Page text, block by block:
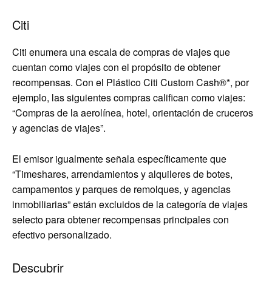
Citi
Citi enumera una escala de compras de viajes que
cuentan como viajes con el propósito de obtener
recompensas. Con el Plástico Citi Custom Cash®*, por
ejemplo, las siguientes compras califican como viajes:
“Compras de la aerolínea, hotel, orientación de cruceros
y agencias de viajes”.
El emisor igualmente señala específicamente que
“Timeshares, arrendamientos y alquileres de botes,
campamentos y parques de remolques, y agencias
inmobiliarias” están excluidos de la categoría de viajes
selecto para obtener recompensas principales con
efectivo personalizado.
Descubrir